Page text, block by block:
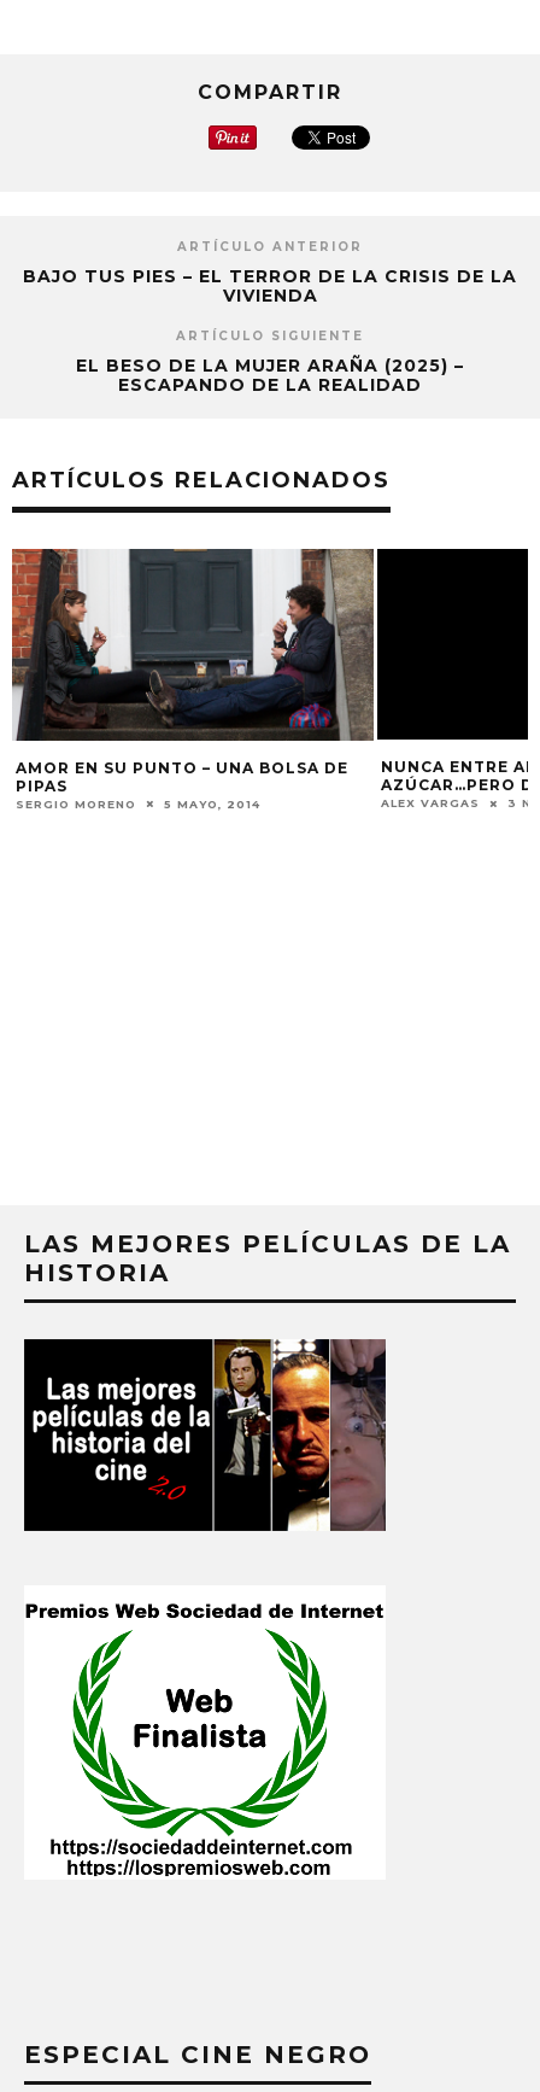
COMPARTIR
ARTÍCULO ANTERIOR
BAJO TUS PIES – EL TERROR DE LA CRISIS DE LA
VIVIENDA
ARTÍCULO SIGUIENTE
EL BESO DE LA MUJER ARAÑA (2025) –
ESCAPANDO DE LA REALIDAD
ARTÍCULOS RELACIONADOS
AMOR EN SU PUNTO – UNA BOLSA DE
PIPAS
SERGIO MORENO 5 MAYO, 2014
NUNCA ENTRE
AZÚCAR…PERO
ALEX VARGAS 3
LAS MEJORES PELÍCULAS DE LA
HISTORIA
ESPECIAL CINE NEGRO